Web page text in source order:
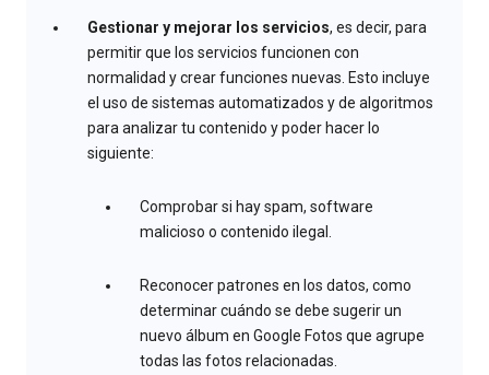
Gestionar y mejorar los servicios, es decir, para
permitir que los servicios funcionen con
normalidad y crear funciones nuevas. Esto incluye
el uso de sistemas automatizados y de algoritmos
para analizar tu contenido y poder hacer lo
siguiente:
Comprobar si hay spam, software
malicioso o contenido ilegal.
Reconocer patrones en los datos, como
determinar cuándo se debe sugerir un
nuevo álbum en Google Fotos que agrupe
todas las fotos relacionadas.